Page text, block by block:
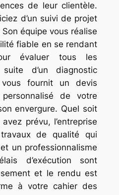
de leur clientèle.
d’un suivi de projet
équipe vous réalise
fiable en se rendant
évaluer tous les
d’un diagnostic
fournit un devis
de votre
envergure. Quel soit
prévu, l’entreprise
de qualité qui
un professionnalisme
d’exécution sont
et le rendu est
à votre cahier des